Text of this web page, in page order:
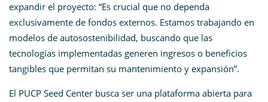
expandir el proyecto: “Es crucial que no dependa
exclusivamente de fondos externos. Estamos trabajando en
modelos de autosostenibilidad, buscando que las
tecnologías implementadas generen ingresos o beneficios
tangibles que permitan su mantenimiento y expansión”.
El PUCP Seed Center busca ser una plataforma abierta para